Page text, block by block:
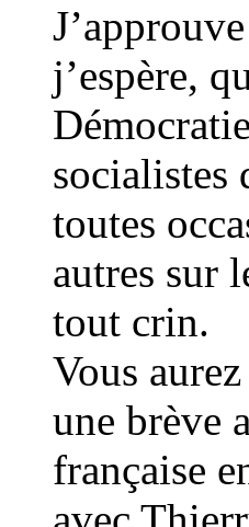
j’espère,
toutes
autres sur
tout crin.
Vous
une brève
française